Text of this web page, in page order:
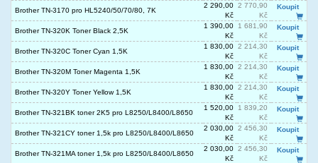
Brother TN-3170 pro HL5240/50/70/80, 7K
2 290,00
Kč
2 770,90
Kč
Koupit
Brother TN-320K Toner Black 2,5K
1 390,00
Kč
1 681,90
Kč
Koupit
Brother TN-320C Toner Cyan 1,5K
1 830,00
Kč
2 214,30
Kč
Koupit
Brother TN-320M Toner Magenta 1,5K
1 830,00
Kč
2 214,30
Kč
Koupit
Brother TN-320Y Toner Yellow 1,5K
1 830,00
Kč
2 214,30
Kč
Koupit
Brother TN-321BK toner 2K5 pro L8250/L8400/L8650
1 520,00
Kč
1 839,20
Kč
Koupit
Brother TN-321CY toner 1,5k pro L8250/L8400/L8650
2 030,00
Kč
2 456,30
Kč
Koupit
Brother TN-321MA toner 1,5k pro L8250/L8400/L8650
2 030,00
Kč
2 456,30
Kč
Koupit